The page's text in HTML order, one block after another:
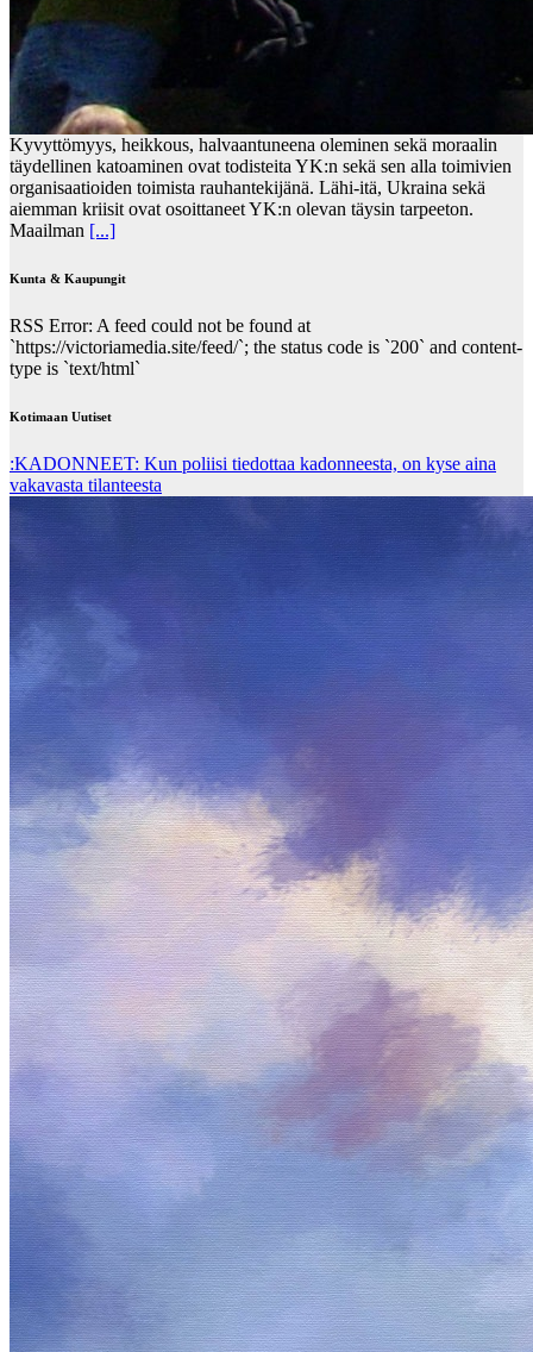
Kyvyttömyys, heikkous, halvaantuneena oleminen sekä moraalin
täydellinen katoaminen ovat todisteita YK:n sekä sen alla toimivien
organisaatioiden toimista rauhantekijänä. Lähi-itä, Ukraina sekä
aiemman kriisit ovat osoittaneet YK:n olevan täysin tarpeeton.
Maailman [...]
Kunta & Kaupungit
RSS Error: A feed could not be found at
`https://victoriamedia.site/feed/`; the status code is `200` and content-
type is `text/html`
Kotimaan Uutiset
:KADONNEET: Kun poliisi tiedottaa kadonneesta, on kyse aina
vakavasta tilanteesta